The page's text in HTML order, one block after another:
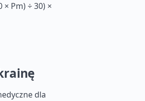
Pm) ÷ 30) ×
dla